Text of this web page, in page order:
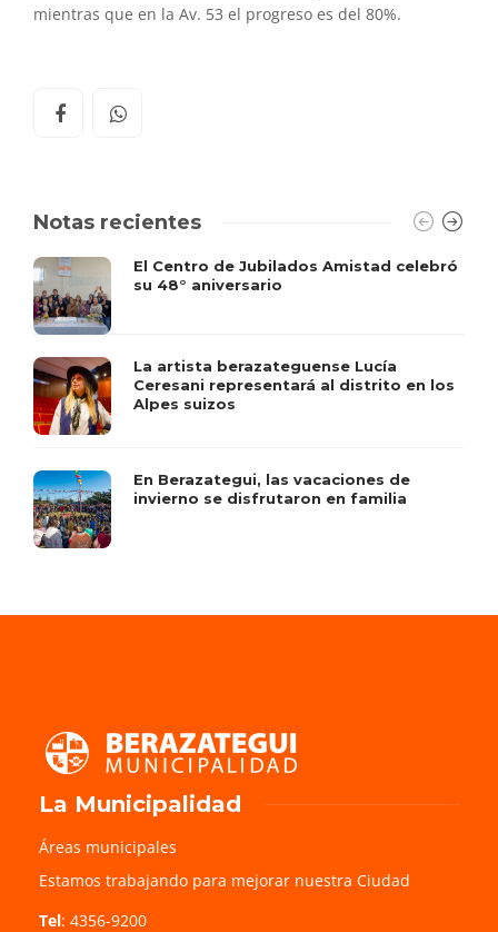
mientras que en la Av. 53 el progreso es del 80%.
Notas recientes
El Centro de Jubilados Amistad celebró
su 48° aniversario
La artista berazateguense Lucía
Ceresani representará al distrito en los
Alpes suizos
En Berazategui, las vacaciones de
invierno se disfrutaron en familia
La Municipalidad
Áreas municipales
Estamos trabajando para mejorar nuestra Ciudad
Tel: 4356-9200